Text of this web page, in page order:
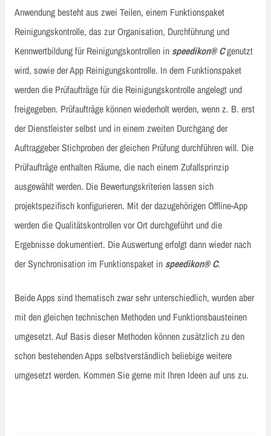
Anwendung besteht aus zwei Teilen, einem Funktionspaket
Reinigungskontrolle, das zur Organisation, Durchführung und
Kennwertbildung für Reinigungskontrollen in speedikon® Cgenutzt
wird, sowie der App Reinigungskontrolle. In dem Funktionspaket
werden die Prüfaufträge für die Reinigungskontrolle angelegt und
freigegeben. Prüfaufträge können wiederholt werden, wenn z. B. erst
der Dienstleister selbst und in einem zweiten Durchgang der
Auftraggeber Stichproben der gleichen Prüfung durchführen will. Die
Prüfaufträge enthalten Räume, die nach einem Zufallsprinzip
ausgewählt werden. Die Bewertungskriterien lassen sich
projektspezifisch konfigurieren. Mit der dazugehörigen Offline-App
werden die Qualitätskontrollen vor Ort durchgeführt und die
Ergebnisse dokumentiert. Die Auswertung erfolgt dann wieder nach
der Synchronisation im Funktionspaket in speedikon® C.
Beide Apps sind thematisch zwar sehr unterschiedlich, wurden aber
mit den gleichen technischen Methoden und Funktionsbausteinen
umgesetzt. Auf Basis dieser Methoden können zusätzlich zu den
schon bestehenden Apps selbstverständlich beliebige weitere
umgesetzt werden. Kommen Sie gerne mit Ihren Ideen auf uns zu.